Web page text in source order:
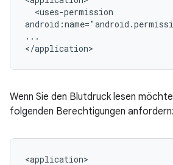
<uses-permission
...
Wenn Sie den Blutdruck lesen
folgenden Berechtigungen anfordern: